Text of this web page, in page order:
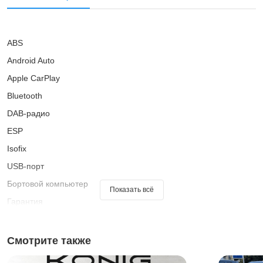
ABS
Android Auto
Apple CarPlay
Bluetooth
DAB-радио
ESP
Isofix
USB-порт
Бортовой компьютер
Гарантия
Кожаный руль
Колеса из легкого сплава
Показать всё
Смотрите также